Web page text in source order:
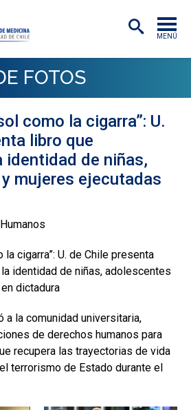
MENÚ
INSTITUTO
OS
PREGRADO
POSTGRADO
FOTOS
como la cigarra”: U.
libro que
identidad de niñas,
mujeres ejecutadas
la cigarra”: U. de Chile presenta
identidad de niñas, adolescentes
dictadura
a la comunidad universitaria,
de derechos humanos para
recupera las trayectorias de vida
terrorismo de Estado durante el